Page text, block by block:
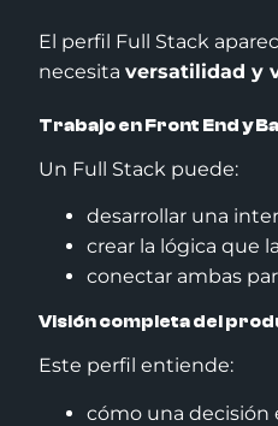
El perfil Full Stack
necesitaversatilidad y
Trabajo en Front End y
Un Full Stack puede:
desarrollar una
crear la lógica que
conectar ambas
Visión completa del
Este perfil entiende:
cómo una decisión